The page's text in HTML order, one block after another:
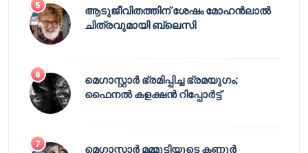
ആടുജീവിതത്തിന് ശേഷം മോഹൻലാൽ
ചിത്രവുമായി ബ്ലെസി
മെഗാസ്റ്റാർ ഭ്രമിപ്പിച്ച ഭ്രമയുഗം;
ഫൈനൽ കളക്ഷൻ റിപ്പോർട്ട്
മെഗാസ്റ്റാർ മമ്മൂട്ടിയുടെ കണ്ണൂർ